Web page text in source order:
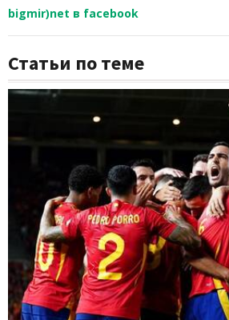
bigmir)net в facebook
Статьи по теме